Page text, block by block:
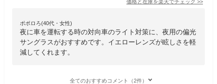
価格と在庫を楽天でチェック >>
ポポロろ(40代・女性)
夜に車を運転する時の対向車のライト対策に、夜用の偏光
サングラスがおすすめです。イエローレンズが眩しさを軽
減してくれます。
全てのおすすめコメント（2件）